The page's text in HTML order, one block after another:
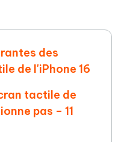
des
de l'iPhone 16
tactile de
pas – 11